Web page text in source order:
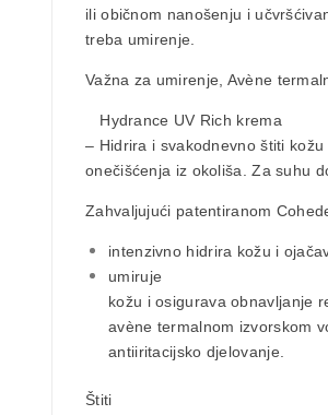
ili običnom nanošenju i
treba umirenje.
Važna za umirenje, Avène
Hydrance UV Rich krema
– Hidrira i svakodnevno štiti
onečišćenja iz okoliša. Za suhu
Zahvaljujući patentiranom
intenzivno hidrira kožu i
umiruje
kožu i osigurava obnavljanje
avène termalnom izvorskom
antiiritacijsko djelovanje.
Štiti